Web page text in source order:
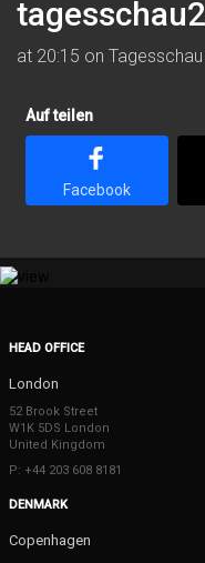
at 20:15 on
Auf teilen
Facebook
HEAD OFFICE
London
52 Brook Street
W1K 5DS London
United Kingdom
P: +44 203 608 8181
DENMARK
Copenhagen